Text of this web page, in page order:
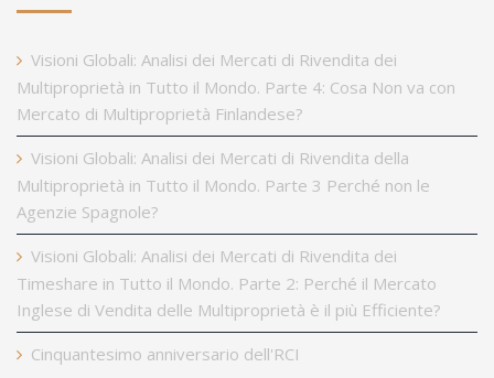
Visioni Globali: Analisi dei Mercati di Rivendita dei
Multiproprietà in Tutto il Mondo. Parte 4: Cosa Non va con
Mercato di Multiproprietà Finlandese?
Visioni Globali: Analisi dei Mercati di Rivendita della
Multiproprietà in Tutto il Mondo. Parte 3 Perché non le
Agenzie Spagnole?
Visioni Globali: Analisi dei Mercati di Rivendita dei
Timeshare in Tutto il Mondo. Parte 2: Perché il Mercato
Inglese di Vendita delle Multiproprietà è il più Efficiente?
Cinquantesimo anniversario dell'RCI